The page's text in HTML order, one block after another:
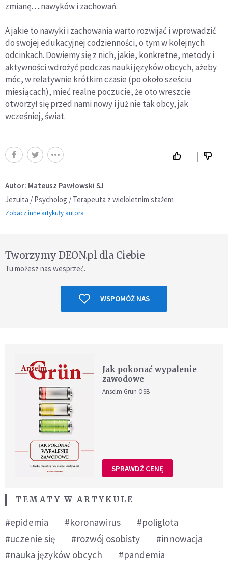
zmianę….nawyków i zachowań.
A jakie to nawyki i zachowania warto rozwijać i wprowadzić
do swojej edukacyjnej codzienności, o tym w kolejnych
odcinkach. Dowiemy się z nich, jakie, konkretne, metody i
aktywności wdrożyć podczas nauki języków obcych, ażeby
móc, w relatywnie krótkim czasie (po około sześciu
miesiącach), mieć realne poczucie, że oto wreszcie
otworzył się przed nami nowy i już nie tak obcy, jak
wcześniej, świat.
Autor: Mateusz Pawłowski SJ
Jezuita / Psycholog / Terapeuta z wieloletnim stażem
Zobacz inne artykuły autora
Tworzymy DEON.pl dla Ciebie
Tu możesz nas wesprzeć.
WSPOMÓŻ NAS
Jak pokonać wypalenie
zawodowe
Anselm Grün OSB
SPRAWDŹ CENĘ
TEMATY W ARTYKULE
#epidemia #koronawirus
#poliglota
#uczenie się
#rozwój osobisty
#innowacja
#nauka języków obcych
#pandemia